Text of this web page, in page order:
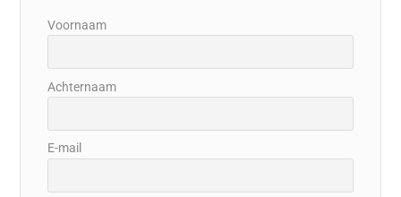
Voornaam
Achternaam
E-mail